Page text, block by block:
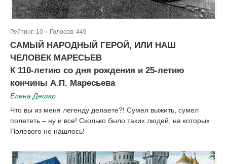
Рейтинг: 10 Голосов: 449
САМЫЙ НАРОДНЫЙ ГЕРОЙ, ИЛИ НАШ
ЧЕЛОВЕК МАРЕСЬЕВ
К 110-летию со дня рождения и 25-летию
кончины А.П. Маресьева
Елена Дешко
Что вы из меня легенду делаете?! Сумел выжить, сумел
полететь – ну и все! Сколько было таких людей, на которых
Полевого не нашлось!